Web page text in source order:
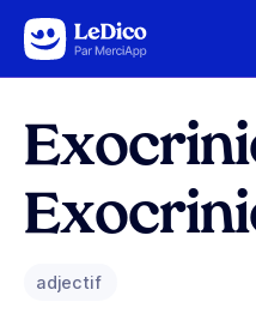
Aller au contenu
adjectif